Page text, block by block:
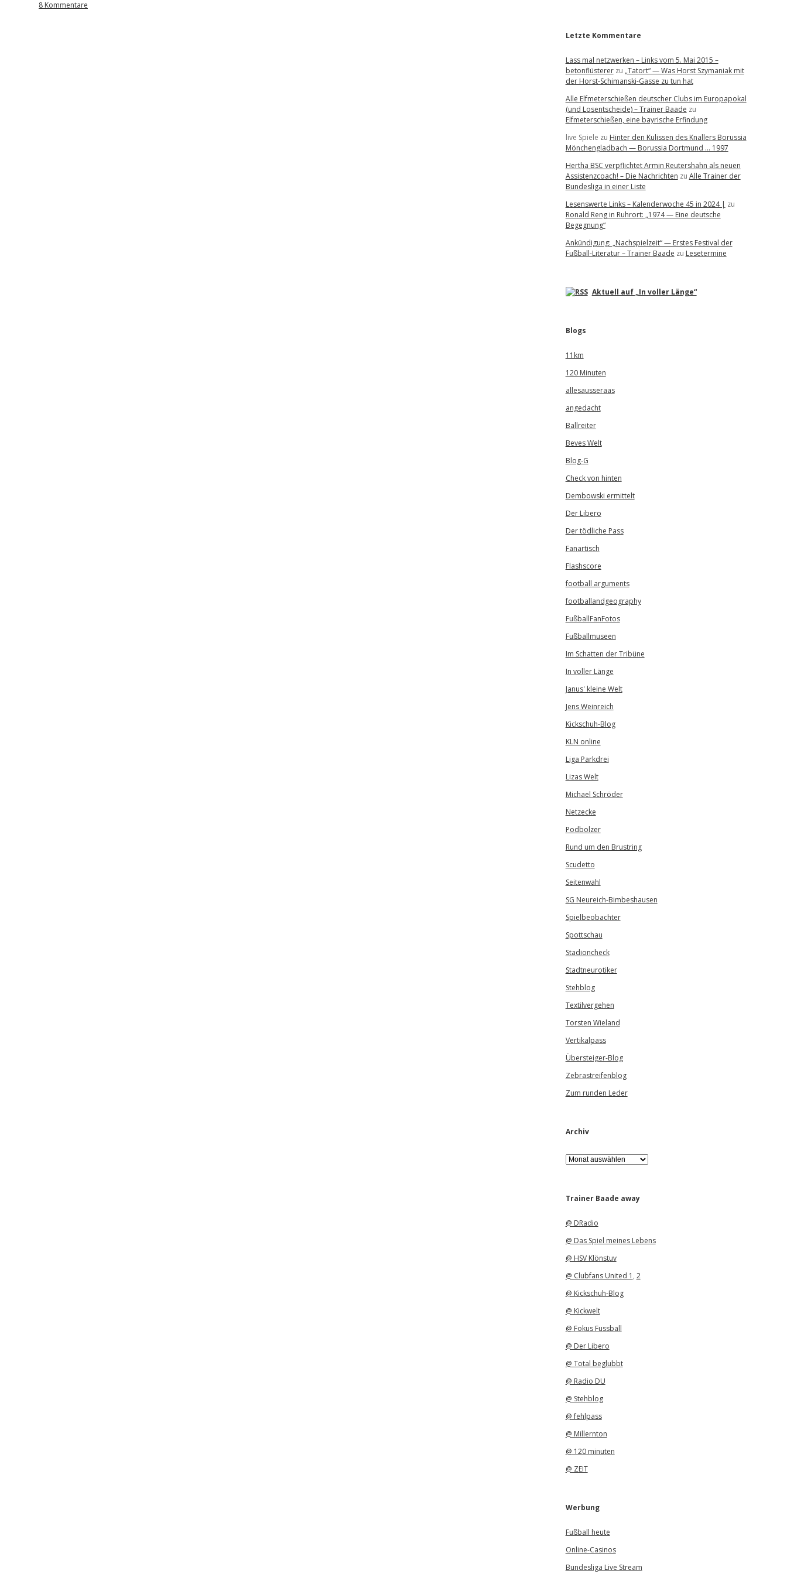
8 Kommentare
Letzte Kommentare
Lass mal netzwerken – Links vom 5. Mai 2015 –
betonflüstererzu „Tatort“ — Was Horst Szymaniak mit
der Horst-Schimanski-Gasse zu tun hat
Alle Elfmeterschießen deutscher Clubs im Europapokal
(und Losentscheide) – Trainer Baade zu
Elfmeterschießen, eine bayrische Erfindung
live Spiele zu Hinter den Kulissen des Knallers Borussia
Mönchengladbach — Borussia Dortmund … 1997
Hertha BSC verpflichtet Armin Reutershahn als neuen
Assistenzcoach! – Die Nachrichten zu Alle Trainer der
Bundesliga in einer Liste
Lesenswerte Links – Kalenderwoche 45 in 2024 | zu
Ronald Reng in Ruhrort: „1974 — Eine deutsche
Begegnung“
Ankündigung: „Nachspielzeit“ — Erstes Festival der
Fußball-Literatur – Trainer Baade zu Lesetermine
Aktuell auf „In voller Länge“
Blogs
11km
120 Minuten
allesausseraas
angedacht
Ballreiter
Beves Welt
Blog-G
Check von hinten
Dembowski ermittelt
Der Libero
Der tödliche Pass
Fanartisch
Flashscore
football arguments
footballandgeography
FußballFanFotos
Fußballmuseen
Im Schatten der Tribüne
In voller Länge
Janus' kleine Welt
Jens Weinreich
Kickschuh-Blog
KLN online
Liga Parkdrei
Lizas Welt
Michael Schröder
Netzecke
Podbolzer
Rund um den Brustring
Scudetto
Seitenwahl
SG Neureich-Bimbeshausen
Spielbeobachter
Spottschau
Stadioncheck
Stadtneurotiker
Stehblog
Textilvergehen
Torsten Wieland
Vertikalpass
Übersteiger-Blog
Zebrastreifenblog
Zum runden Leder
Archiv
A
r
iTrainer Baade away
@ DRadio
@ Das Spiel meines Lebens
@ HSV Klönstuv
@ Clubfans United 1 , 2
@ Kickschuh-Blog
@ Kickwelt
@ Fokus Fussball
@ Der Libero
@ Total beglubbt
@ Radio DU
@ Stehblog
@ fehlpass
@ Millernton
@ 120 minuten
@ ZEIT
Werbung
Fußball heute
Online-Casinos
Bundesliga Live Stream